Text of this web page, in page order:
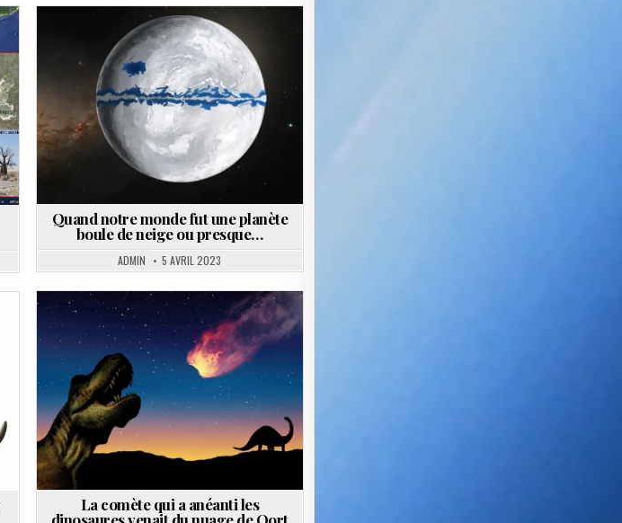
Posted
in
Quand notre monde fut une planète
boule de neige ou presque…
ADMIN 5 AVRIL 2023
Posted
La comète qui a anéanti les